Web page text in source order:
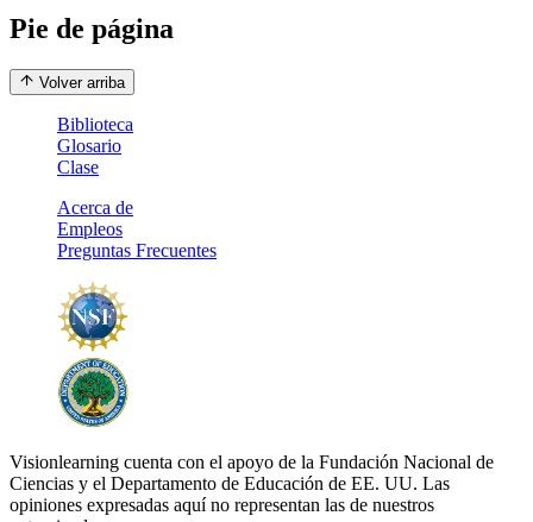
Pie de página
Volver arriba
Biblioteca
Glosario
Clase
Acerca de
Empleos
Preguntas Frecuentes
Visionlearning cuenta con el apoyo de la Fundación Nacional de
Ciencias y el Departamento de Educación de EE. UU. Las
opiniones expresadas aquí no representan las de nuestros